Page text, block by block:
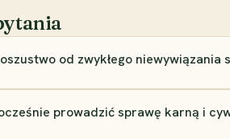
od zwykłego niewywiązania
prowadzić sprawę karną i